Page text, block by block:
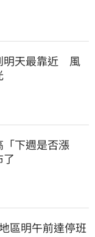
明天最靠近　風
下週是否漲
區明午前達停班